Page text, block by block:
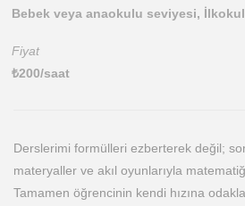
Bebek veya anaokulu seviyesi,
Fiyat
₺200/saat
Derslerimi formülleri ezberterek değil;
materyaller ve akıl oyunlarıyla
Tamamen öğrencinin kendi hızına